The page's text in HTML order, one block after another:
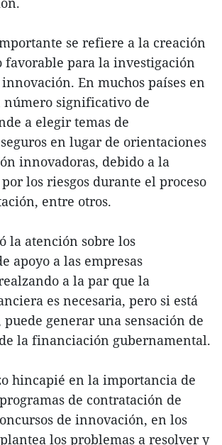
se refiere a la creación
favorable para la investigación
En muchos países en
número significativo de
a elegir temas de
en lugar de orientaciones
innovadoras, debido a la
los riesgos durante el proceso
entre otros.
la atención sobre los
apoyo a las empresas
a la par que la
es necesaria, pero si está
generar una sensación de
la financiación gubernamental.
hincapié en la importancia de
de contratación de
de innovación, en los
los problemas a resolver y